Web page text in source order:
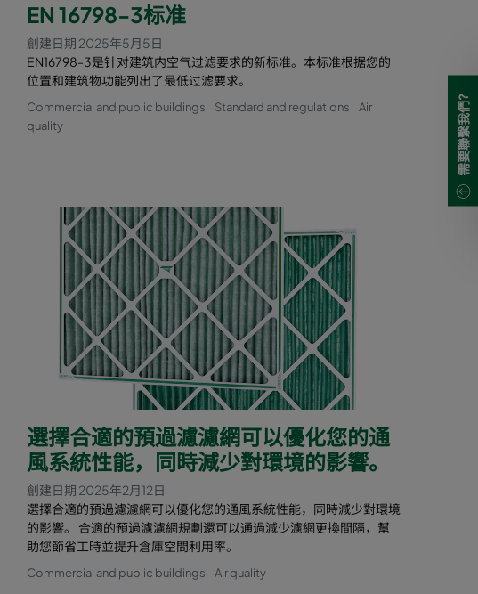
EN 16798-3标准
創建日期 2025年5月5日
EN16798-3是针对建筑内空气过滤要求的新标准。本标准根据您的
位置和建筑物功能列出了最低过滤要求。
Commercial and public buildings Standard and regulations
Air
quality
選擇合適的預過濾濾網可以優化您的通
風系統性能，同時減少對環境的影響。
創建日期 2025年2月12日
選擇合適的預過濾濾網可以優化您的通風系統性能，同時減少對環境
的影響。 合適的預過濾濾網規劃還可以通過減少濾網更換間隔，幫
助您節省工時並提升倉庫空間利用率。
Commercial and public buildings Air quality
需要聯繫我們?